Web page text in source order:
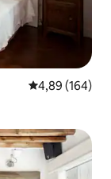
Gemiddelde
4,89 (164)